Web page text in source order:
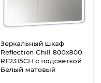
Зеркальный шкаф
Reflection Chill 800х800
RF2315CH с подсветкой
Белый матовый